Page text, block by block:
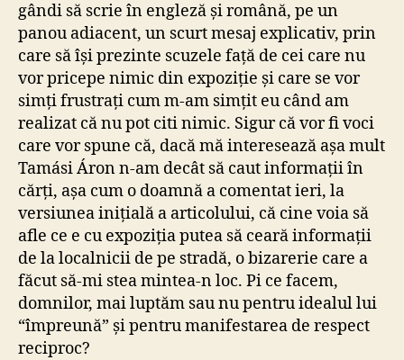
gândi să scrie în engleză și română, pe un
panou adiacent, un scurt mesaj explicativ, prin
care să își prezinte scuzele față de cei care nu
vor pricepe nimic din expoziție și care se vor
simți frustrați cum m-am simțit eu când am
realizat că nu pot citi nimic. Sigur că vor fi voci
care vor spune că, dacă mă interesează așa mult
Tamási Áron n-am decât să caut informații în
cărți, așa cum o doamnă a comentat ieri, la
versiunea inițială a articolului, că cine voia să
afle ce e cu expoziția putea să ceară informații
de la localnicii de pe stradă, o bizarerie care a
făcut să-mi stea mintea-n loc. Pi ce facem,
domnilor, mai luptăm sau nu pentru idealul lui
“împreună” și pentru manifestarea de respect
reciproc?